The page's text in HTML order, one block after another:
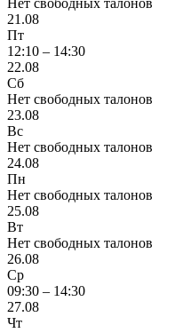
21.08
Пт
12:10 – 14:30
22.08
Сб
Нет свободных талонов
23.08
Вс
Нет свободных талонов
24.08
Пн
Нет свободных талонов
25.08
Вт
Нет свободных талонов
26.08
Ср
09:30 – 14:30
27.08
Чт